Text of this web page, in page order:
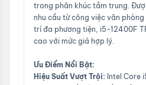
Hỗ trợ bộ nhớ
DDR4
DDR5
Hỗ trợ số kênh
2
Hỗ trợ công
nghệ ảo hóa
trong phân khúc tầm trung.
nhu cầu từ công việc văn
trí đa phương tiện, i5-12400F
cao với mức giá hợp lý.
Ưu Điểm Nổi Bật:
Hiệu Suất Vượt Trội: Intel Core